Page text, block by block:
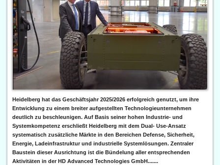
Heidelberg hat das Geschäftsjahr 2025/2026 erfolgreich genutzt, um ihre
Entwicklung zu einem breiter aufgestellten Technologieunternehmen
deutlich zu beschleunigen. Auf Basis seiner hohen Industrie- und
Systemkompetenz erschließt Heidelberg mit dem Dual- Use-Ansatz
systematisch zusätzliche Märkte in den Bereichen Defense, Sicherheit,
Energie, Ladeinfrastruktur und industrielle Systemlösungen. Zentraler
Baustein dieser Ausrichtung ist die Bündelung aller entsprechenden
Aktivitäten in der HD Advanced Technologies GmbH.......